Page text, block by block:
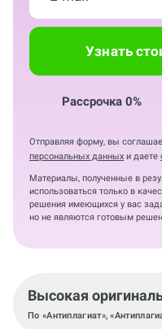
Узнать
Рассрочка 0%
Отправляя форму, вы
персональных данных и даете
Материалы, полученные в
использоваться только в
решения имеющихся у вас
но не являются готовым
Высокая
По «Антиплагиат»,